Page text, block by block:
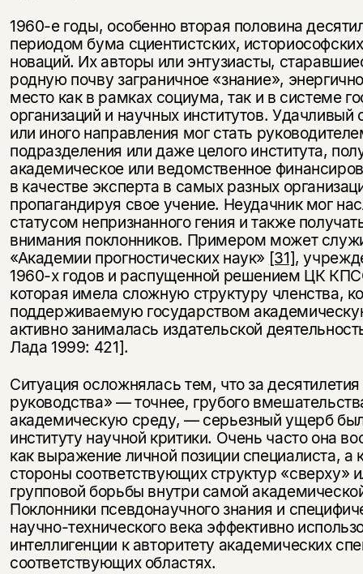
1960-е годы, особенно вторая половина
периодом бума сциентистских,
новаций. Их авторы или энтузиасты,
родную почву заграничное «знание»,
место как в рамках социума, так и в системе
организаций и научных институтов. Удачливый
или иного направления мог стать
подразделения или даже целого института,
академическое или ведомственное
в качестве эксперта в самых разных
пропагандируя свое учение. Неудачник мог
статусом непризнанного гения и также
внимания поклонников. Примером может
«Академии прогностических наук» [31],
1960-х годов и распущенной решением ЦК
которая имела сложную структуру членства,
поддерживаемую государством
активно занималась издательской
Лада 1999: 421].
Ситуация осложнялась тем, что за
руководства» — точнее, грубого
академическую среду, — серьезный ущерб
институту научной критики. Очень часто она
как выражение личной позиции специалиста, а
стороны соответствующих структур «сверху»
групповой борьбы внутри самой
Поклонники псевдонаучного знания и
научно-технического века эффективно
интеллигенции к авторитету академических
соответствующих областях.